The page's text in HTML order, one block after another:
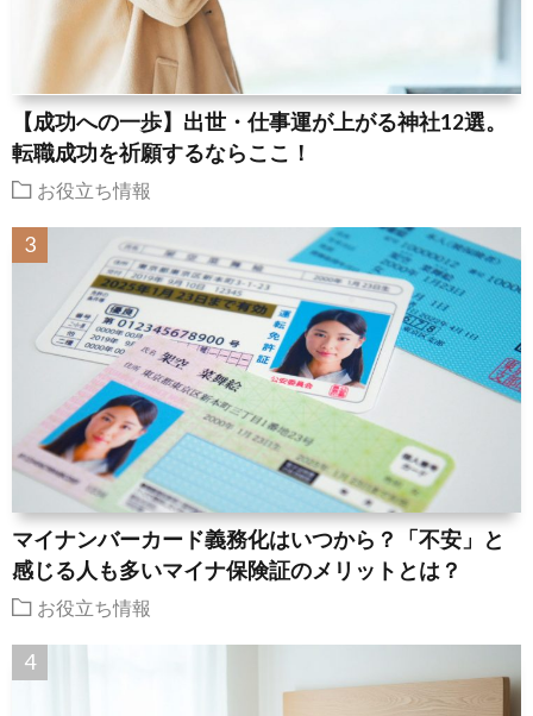
【成功への一歩】出世・仕事運が上がる神社12選。
転職成功を祈願するならここ！
お役立ち情報
マイナンバーカード義務化はいつから？「不安」と
感じる人も多いマイナ保険証のメリットとは？
お役立ち情報